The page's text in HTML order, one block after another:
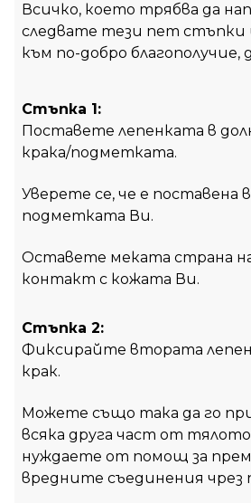
Всичко, което трябва да
следвате тези пет стъпки
към по-добро благополучие,
Стъпка 1:
Поставете лепенката в
крака/подметката.
Уверете се, че е поставена
подметката Ви.
Оставете меката страна
контакт с кожата Ви.
Стъпка 2:
Фиксирайте втората
крак.
Можете също така да го
всяка друга част от тялото
нуждаете от помощ за
вредните съединения чрез